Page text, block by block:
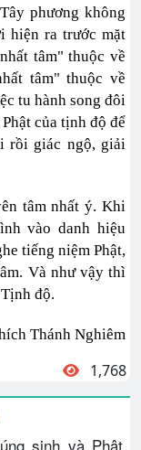
phương không
hiện ra trước mặt
tâm" thuộc về
tâm" thuộc về
tu hành song đôi
của tịnh độ để
rồi giác ngộ, giải
tâm nhất ý. Khi
vào danh hiệu
tiếng niệm Phật,
Và như vậy thì
độ.
Thánh Nghiêm
1,768
sinh và Phật